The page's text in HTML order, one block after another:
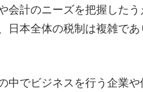
会計のニーズを把握した
日本全体の税制は複雑で
中でビジネスを行う企業